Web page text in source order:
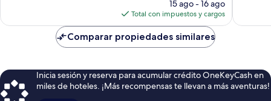
actual
es
de
$54
15 ago - 16 ago
Total con impuestos y cargos
Comparar propiedades similares
Inicia sesión y reserva para acumular crédito OneKeyCash en
miles de hoteles. ¡Más recompensas te llevan a más aventuras!